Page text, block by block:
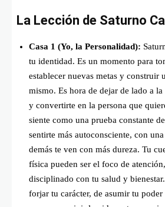
La Lección de Saturno
Casa 1 (Yo, la Personalidad):
tu identidad. Es un momento para
establecer nuevas metas y construir
mismo. Es hora de dejar de lado a la
y convertirte en la persona que
siente como una prueba constante
sentirte más autoconsciente, con
demás te ven con más dureza. Tu
física pueden ser el foco de
disciplinado con tu salud y
forjar tu carácter, de asumir tu poder